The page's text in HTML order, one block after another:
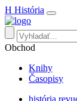
H História
Obchod
Knihy
Časopisy
história